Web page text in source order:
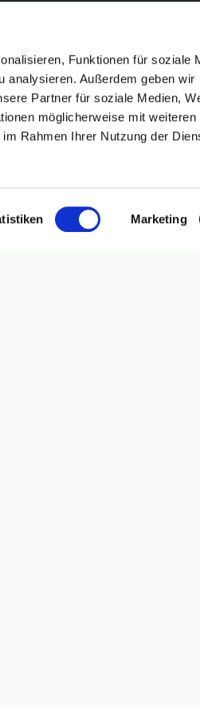
Funktionen für soziale
analysieren. Außerdem geben wir
Partner für soziale Medien,
möglicherweise mit weiteren
Rahmen Ihrer Nutzung der
Marketing